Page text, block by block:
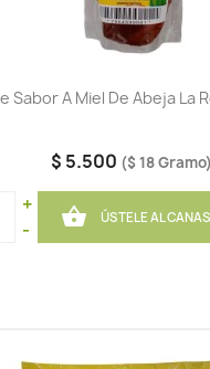
Sabor A Miel De Abeja La
$ 5.500 ($ 18 Gramo)
+
-
 ÚSTELE AL